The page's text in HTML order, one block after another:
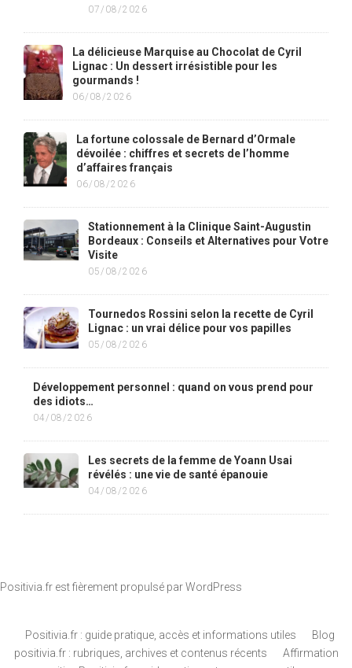
07/08/2026
La délicieuse Marquise au Chocolat de Cyril
Lignac : Un dessert irrésistible pour les
gourmands !
06/08/2026
La fortune colossale de Bernard d’Ormale
dévoilée : chiffres et secrets de l’homme
d’affaires français
06/08/2026
Stationnement à la Clinique Saint-Augustin
Bordeaux : Conseils et Alternatives pour Votre
Visite
05/08/2026
Tournedos Rossini selon la recette de Cyril
Lignac : un vrai délice pour vos papilles
05/08/2026
Développement personnel : quand on vous prend pour
des idiots…
04/08/2026
Les secrets de la femme de Yoann Usai
révélés : une vie de santé épanouie
04/08/2026
Positivia.fr est fièrement propulsé parWordPress
Positivia.fr : guide pratique, accès et informations utiles
Blog
positivia.fr : rubriques, archives et contenus récents
Affirmation